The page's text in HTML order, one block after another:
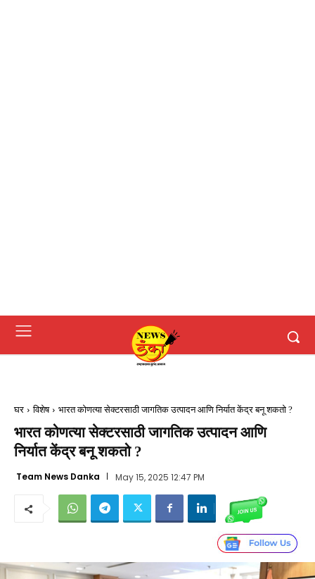
घर विशेष भारत कोणत्या सेक्टरसाठी जागतिक उत्पादन आणि निर्यात केंद्र बनू शकतो ?
भारत कोणत्या सेक्टरसाठी जागतिक उत्पादन आणि
निर्यात केंद्र बनू शकतो ?
Team News Danka May 15, 2025 12:47 PM